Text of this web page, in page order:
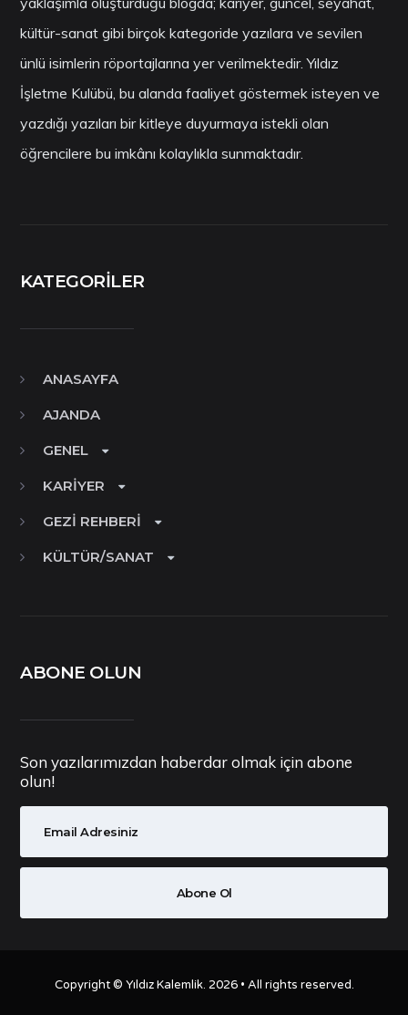
kültür-sanat gibi birçok kategoride yazılara ve sevilen
ünlü isimlerin röportajlarına yer verilmektedir. Yıldız
İşletme Kulübü, bu alanda faaliyet göstermek isteyen ve
yazdığı yazıları bir kitleye duyurmaya istekli olan
öğrencilere bu imkânı kolaylıkla sunmaktadır.
KATEGORILER
ANASAYFA
AJANDA
GENEL
KARIYER
GEZI REHBERI
KÜLTÜR/SANAT
ABONE OLUN
Son yazılarımızdan haberdar olmak için abone
olun!
Copyright © Yıldız Kalemlik. 2026 • All rights reserved.